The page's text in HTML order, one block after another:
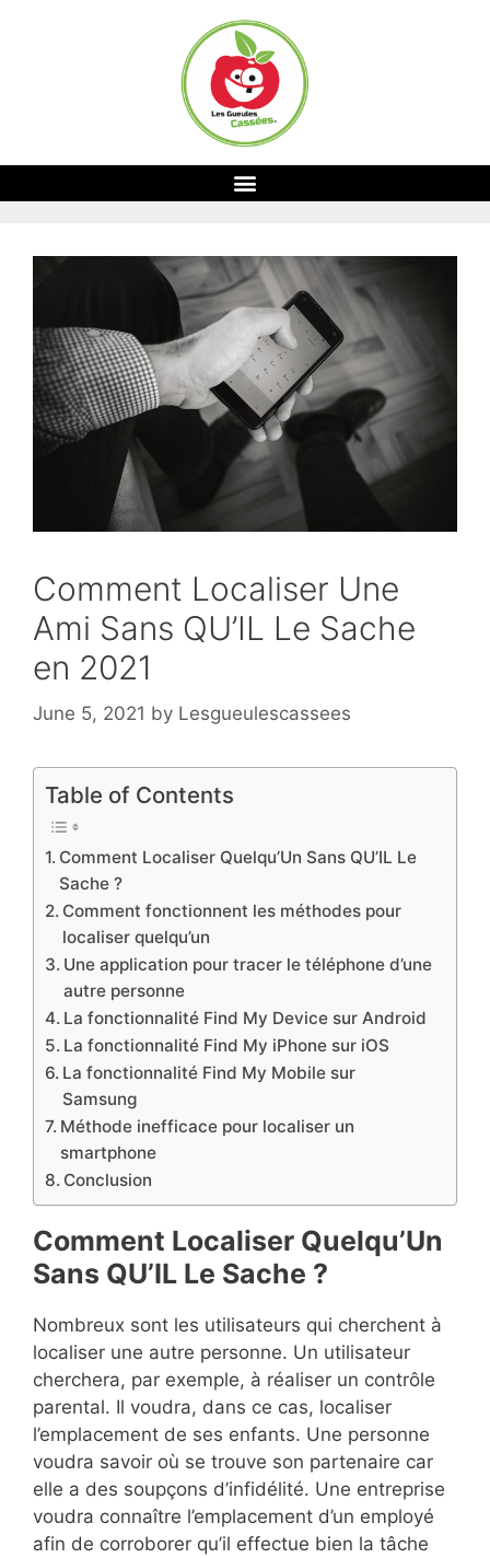
Comment Localiser Une
Ami Sans QU’IL Le Sache
en 2021
June 5, 2021 by Lesgueulescassees
Table of Contents
Comment Localiser Quelqu’Un Sans QU’IL Le
Sache ?
Comment fonctionnent les méthodes pour
localiser quelqu’un
Une application pour tracer le téléphone d’une
autre personne
La fonctionnalité Find My Device sur Android
La fonctionnalité Find My iPhone sur iOS
La fonctionnalité Find My Mobile sur
Samsung
Méthode inefficace pour localiser un
smartphone
Conclusion
Comment Localiser Quelqu’Un
Sans QU’IL Le Sache ?
Nombreux sont les utilisateurs qui cherchent à
localiser une autre personne. Un utilisateur
cherchera, par exemple, à réaliser un contrôle
parental. Il voudra, dans ce cas, localiser
l’emplacement de ses enfants. Une personne
voudra savoir où se trouve son partenaire car
elle a des soupçons d’infidélité. Une entreprise
voudra connaître l’emplacement d’un employé
afin de corroborer qu’il effectue bien la tâche